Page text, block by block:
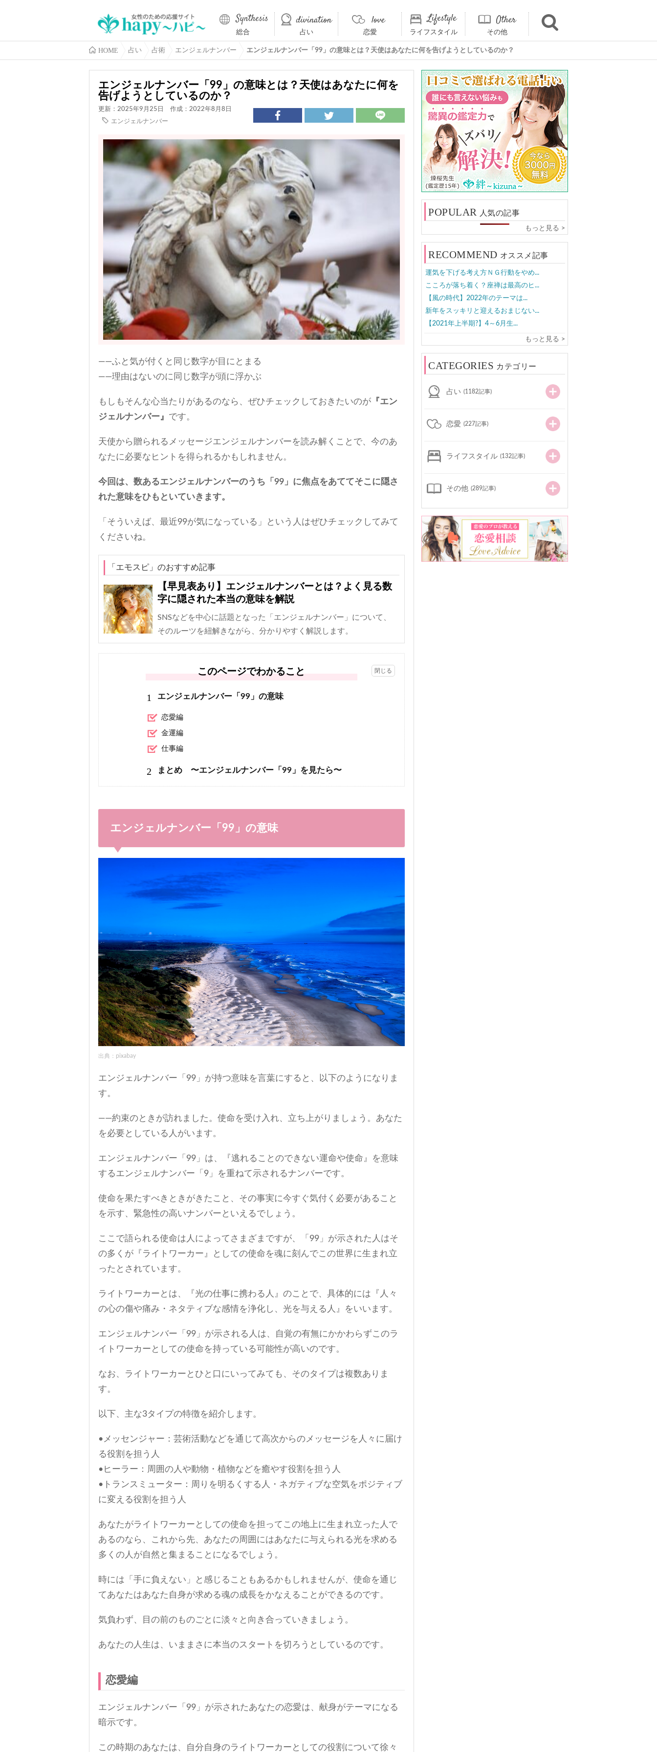
総合 占い 恋愛 ライフスタイル その他
HOME 占い 占術 エンジェルナンバー エンジェルナンバー「99」の意味とは？天使はあなたに何を告げようとしているのか？
エンジェルナンバー「99」の意味とは？天使はあなたに何を
告げようとしているのか？
更新：2025年9月25日
作成：2022年8月8日
エンジェルナンバー
——ふと気が付くと同じ数字が目にとまる
——理由はないのに同じ数字が頭に浮かぶ
もしもそんな心当たりがあるのなら、ぜひチェックしておきたいのが 『エン
ジェルナンバー』 です。
天使から贈られるメッセージエンジェルナンバーを読み解くことで、今のあ
なたに必要なヒントを得られるかもしれません。
今回は、数あるエンジェルナンバーのうち「99」に焦点をあててそこに隠さ
れた意味をひもといていきます。
「そういえば、最近99が気になっている」という人はぜひチェックしてみて
くださいね。
「エモスピ」のおすすめ記事
【早見表あり】エンジェルナンバーとは？よく見る数
字に隠された本当の意味を解説
SNSなどを中心に話題となった「エンジェルナンバー」について、
そのルーツを紐解きながら、分かりやすく解説します。
このページでわかること
1 エンジェルナンバー「99」の意味
恋愛編
金運編
仕事編
2 まとめ 〜エンジェルナンバー「99」を見たら〜
エンジェルナンバー「99」の意味
出典：pixabay
エンジェルナンバー「99」が持つ意味を言葉にすると、以下のようになりま
す。
——約束のときが訪れました。使命を受け入れ、立ち上がりましょう。あなた
を必要としている人がいます。
エンジェルナンバー「99」は、『逃れることのできない運命や使命』を意味
するエンジェルナンバー「9」を重ねて示されるナンバーです。
使命を果たすべきときがきたこと、その事実に今すぐ気付く必要があること
を示す、緊急性の高いナンバーといえるでしょう。
ここで語られる使命は人によってさまざまですが、「99」が示された人はそ
の多くが『ライトワーカー』としての使命を魂に刻んでこの世界に生まれ立
ったとされています。
ライトワーカーとは、『光の仕事に携わる人』のことで、具体的には『人々
の心の傷や痛み・ネタティブな感情を浄化し、光を与える人』をいいます。
エンジェルナンバー「99」が示される人は、自覚の有無にかかわらずこのラ
イトワーカーとしての使命を持っている可能性が高いのです。
なお、ライトワーカーとひと口にいってみても、そのタイプは複数ありま
す。
以下、主な3タイプの特徴を紹介します。
•メッセンジャー：芸術活動などを通じて高次からのメッセージを人々に届け
る役割を担う人
•ヒーラー：周囲の人や動物・植物などを癒やす役割を担う人
•トランスミューター：周りを明るくする人・ネガティブな空気をポジティブ
に変える役割を担う人
あなたがライトワーカーとしての使命を担ってこの地上に生まれ立った人で
あるのなら、これから先、あなたの周囲にはあなたに与えられる光を求める
多くの人が自然と集まることになるでしょう。
時には「手に負えない」と感じることもあるかもしれませんが、使命を通じ
てあなたはあなた自身が求める魂の成長をかなえることができるのです。
気負わず、目の前のものごとに淡々と向き合っていきましょう。
あなたの人生は、いままさに本当のスタートを切ろうとしているのです。
恋愛編
エンジェルナンバー「99」が示されたあなたの恋愛は、献身がテーマになる
暗示です。
この時期のあなたは、自分自身のライトワーカーとしての役割について徐々
POPULAR 人気の記事
もっと見る >
RECOMMEND オススメ記事
運気を下げる考え方ＮＧ行動をやめ...
こころが落ち着く？座禅は最高のヒ...
【風の時代】2022年のテーマは...
新年をスッキリと迎えるおまじない...
【2021年上半期?】4～6月生...
もっと見る >
CATEGORIES カテゴリー
占い (1182記事)
恋愛 (227記事)
ライフスタイル (132記事)
その他 (289記事)